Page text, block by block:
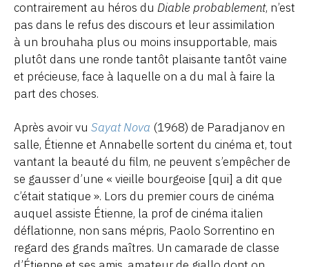
contrairement au héros du Diable probablement, n’est
pas dans le refus des discours et leur assimilation
à un brouhaha plus ou moins insupportable, mais
plutôt dans une ronde tantôt plaisante tantôt vaine
et précieuse, face à laquelle on a du mal à faire la
part des choses.
Après avoir vu Sayat Nova (1968) de Paradjanov en
salle, Étienne et Annabelle sortent du cinéma et, tout
vantant la beauté du film, ne peuvent s’empêcher de
se gausser d’une « vieille bourgeoise [qui] a dit que
c’était statique ». Lors du premier cours de cinéma
auquel assiste Étienne, la prof de cinéma italien
déflationne, non sans mépris, Paolo Sorrentino en
regard des grands maîtres. Un camarade de classe